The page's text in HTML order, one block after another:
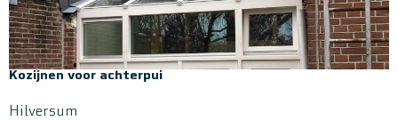
Kozijnen voor achterpui
Hilversum